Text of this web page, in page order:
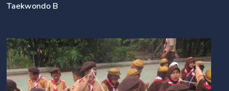
Taekwondo B